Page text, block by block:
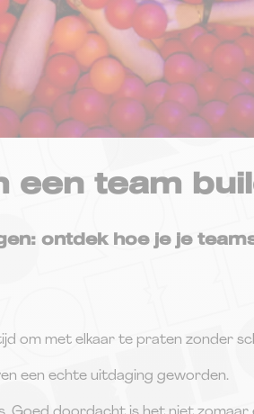
een team
ontdek hoe je je
om met elkaar te praten zonder
een echte uitdaging geworden.